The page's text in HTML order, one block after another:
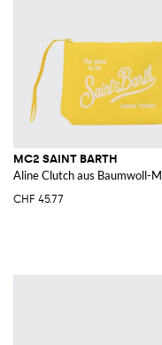
MC2 SAINT BARTH
Aline Clutch aus Baumwoll-
CHF 45.77